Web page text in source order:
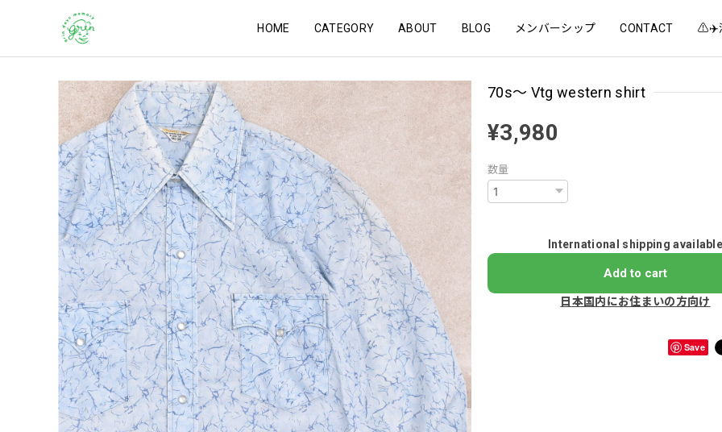
HOME CATEGORY ABOUT BLOG メンバーシップ CONTACT ⚠️✈️
70s～ Vtg western shirt
¥3,980
数量
International shipping available
Add to cart
日本国内にお住まいの方向け
Save